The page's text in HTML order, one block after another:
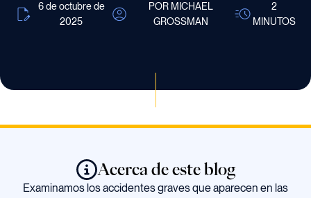
6 de octubre de
2025
POR MICHAEL
GROSSMAN
2
MINUTOS
Acerca de este blog
Examinamos los accidentes graves que aparecen en las